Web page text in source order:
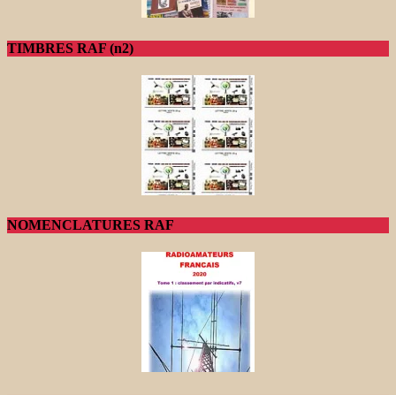
TIMBRES RAF (n2)
NOMENCLATURES RAF